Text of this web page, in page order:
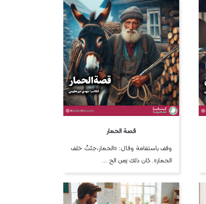
قصة الحمار
وقف باستقامة وقال: «الحمار،جئتُ خلف
الحمار». كان ذلك زمن الح ...